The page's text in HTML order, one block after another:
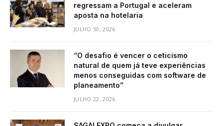
regressam a Portugal e aceleram
aposta na hotelaria
JULHO 30, 2026
“O desafio é vencer o ceticismo
natural de quem já teve experiências
menos conseguidas com software de
planeamento”
JULHO 22, 2026